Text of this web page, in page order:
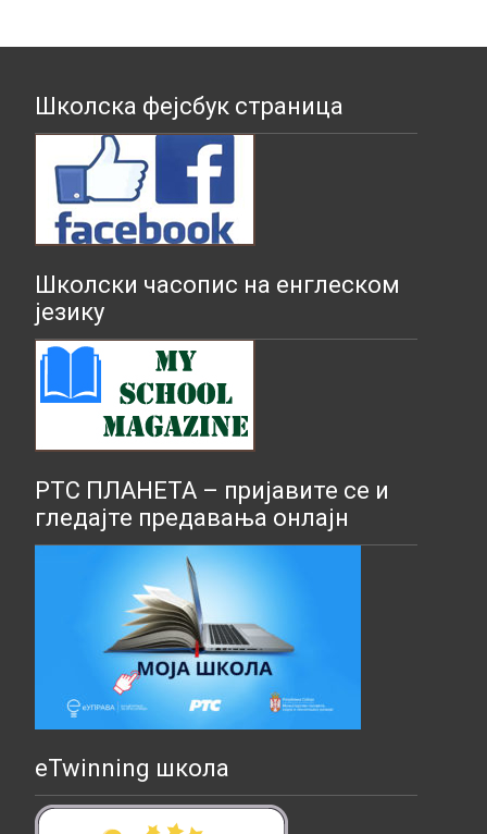
Школска фејсбук страница
Школски часопис на енглеском
језику
РТС ПЛАНЕТА – пријавите се и
гледајте предавања онлајн
eTwinning школа